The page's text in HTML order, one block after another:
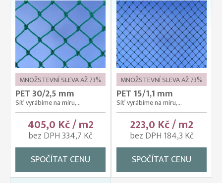
MNOŽSTEVNÍ SLEVA AŽ 73%
PET 30/2,5 mm
Síť vyrábíme na míru,...
405,0 Kč / m2
bez DPH 334,7 Kč
SPOČÍTAT CENU
MNOŽSTEVNÍ SLEVA AŽ 73%
PET 15/1,1 mm
Síť vyrábíme na míru,...
223,0 Kč / m2
bez DPH 184,3 Kč
SPOČÍTAT CENU